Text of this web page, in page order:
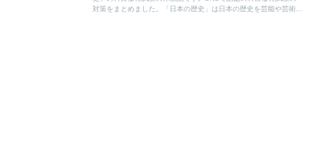
対策をまとめました。「日本の歴史」は日本の歴史を芸能や芸術に